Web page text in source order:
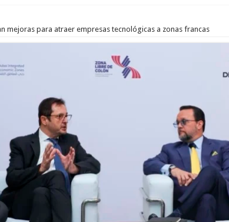
mejoras para atraer empresas tecnológicas a zonas francas